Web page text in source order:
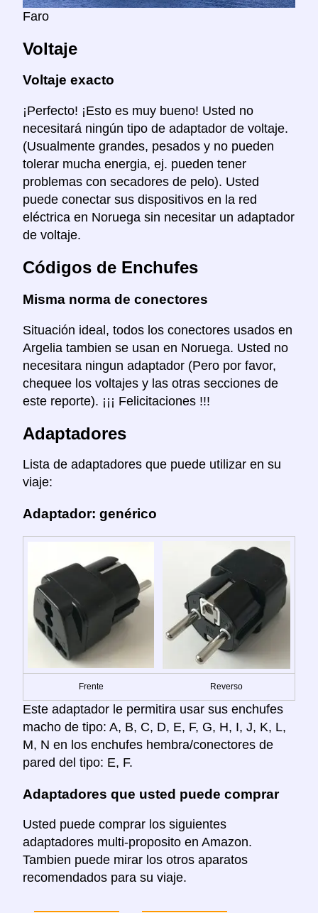
Faro
Voltaje
Voltaje exacto
¡Perfecto! ¡Esto es muy bueno! Usted no
necesitará ningún tipo de adaptador de voltaje.
(Usualmente grandes, pesados y no pueden
tolerar mucha energia, ej. pueden tener
problemas con secadores de pelo). Usted
puede conectar sus dispositivos en la red
eléctrica en Noruega sin necesitar un adaptador
de voltaje.
Códigos de Enchufes
Misma norma de conectores
Situación ideal, todos los conectores usados en
Argelia tambien se usan en Noruega. Usted no
necesitara ningun adaptador (Pero por favor,
chequee los voltajes y las otras secciones de
este reporte). ¡¡¡ Felicitaciones !!!
Adaptadores
Lista de adaptadores que puede utilizar en su
viaje:
Adaptador: genérico
Frente Reverso
Este adaptador le permitira usar sus enchufes
macho de tipo: A, B, C, D, E, F, G, H, I, J, K, L,
M, N en los enchufes hembra/conectores de
pared del tipo: E, F.
Adaptadores que usted puede comprar
Usted puede comprar los siguientes
adaptadores multi-proposito en Amazon.
Tambien puede mirar los otros aparatos
recomendados para su viaje.